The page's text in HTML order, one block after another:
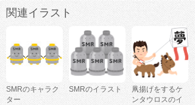
関連イラスト
SMRのキャラク
ター
SMRのイラスト
凧揚げをするケ
ンタウロスのイ